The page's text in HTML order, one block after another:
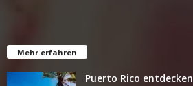
Mehr erfahren
Puerto Rico entdecken